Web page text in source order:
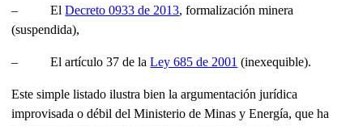
– ElDecreto 0933 de 2013, formalización minera
(suspendida),
– El artículo 37 de laLey 685 de 2001 (inexequible).
Este simple listado ilustra bien la argumentación jurídica
improvisada o débil del Ministerio de Minas y Energía, que ha